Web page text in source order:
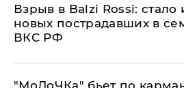
Взрыв в Balzi Rossi: стало
новых пострадавших в
ВКС РФ
​"МоЛоЧКа" бьет по